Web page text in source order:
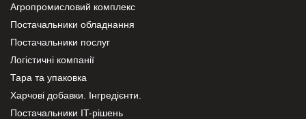
Агропромисловий комплекс
Постачальники обладнання
Постачальники послуг
Логістичні компанії
Тара та упаковка
Харчові добавки. Інгредієнти.
Постачальники IT-рішень